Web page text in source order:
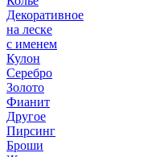
Декоративное
на леске
с именем
Кулон
Серебро
Золото
Фианит
Другое
Пирсинг
Броши